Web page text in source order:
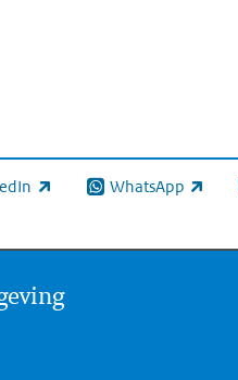
link) WhatsApp
(externe link)